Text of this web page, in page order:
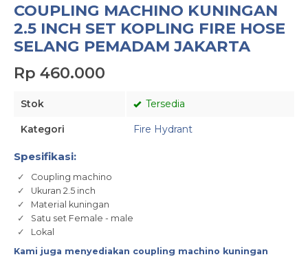
COUPLING MACHINO KUNINGAN
2.5 INCH SET KOPLING FIRE HOSE
SELANG PEMADAM JAKARTA
Rp 460.000
Stok Tersedia
Kategori Fire Hydrant
Spesifikasi:
Coupling machino
Ukuran 2.5 inch
Material kuningan
Satu set Female - male
Lokal
Kami juga menyediakan coupling machino kuningan